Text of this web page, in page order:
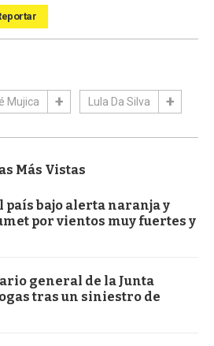
Mujica Lula Da Silva
Más Vistas
país bajo alerta naranja y
por vientos muy fuertes y
general de la Junta
tras un siniestro de